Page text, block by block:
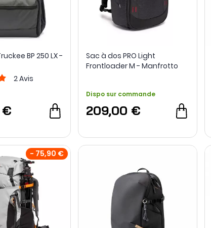
BP 250 LX -
2Avis
€
Sac à dos PRO Light
Frontloader M - Manfrotto
Dispo sur commande
209,00 €
- 75,90 €